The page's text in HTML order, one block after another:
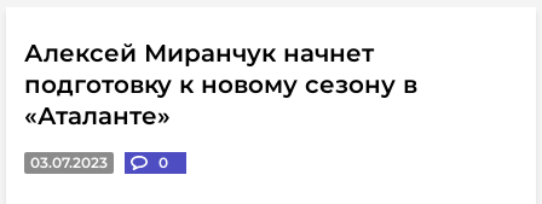
Алексей Миранчук начнет
подготовку к новому сезону в
«Аталанте»
03.07.2023 0